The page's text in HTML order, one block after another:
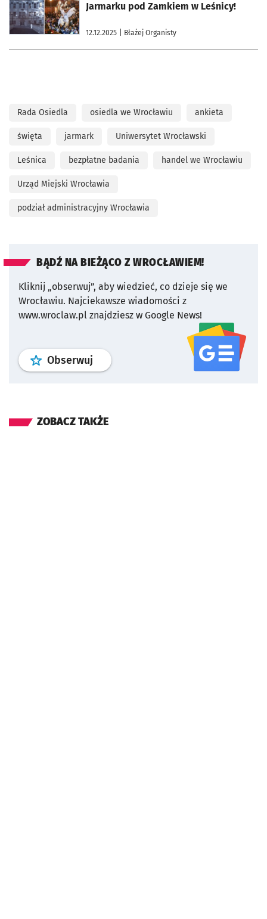
Jarmarku pod Zamkiem w Leśnicy!
12.12.2025 | Błażej Organisty
Rada Osiedla osiedla we Wrocławiu ankieta
święta jarmark Uniwersytet Wrocławski
Leśnica bezpłatne badania handel we Wrocławiu
Urząd Miejski Wrocławia
podział administracyjny Wrocławia
BĄDŹ NA BIEŻĄCO Z WROCŁAWIEM!
Kliknij „obserwuj”, aby wiedzieć, co dzieje się we
Wrocławiu. Najciekawsze wiadomości z
www.wroclaw.pl znajdziesz w Google News!
Obserwuj profil serwisu
ZOBACZ TAKŻE